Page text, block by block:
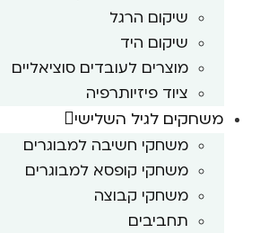
שיקום הרגל
שיקום היד
מוצרים לעובדים סוציאליים
ציוד פיזיותרפיה
משחקים לגיל השלישי
משחקי חשיבה למבוגרים
משחקי קופסא למבוגרים
משחקי קבוצה
תחביבים